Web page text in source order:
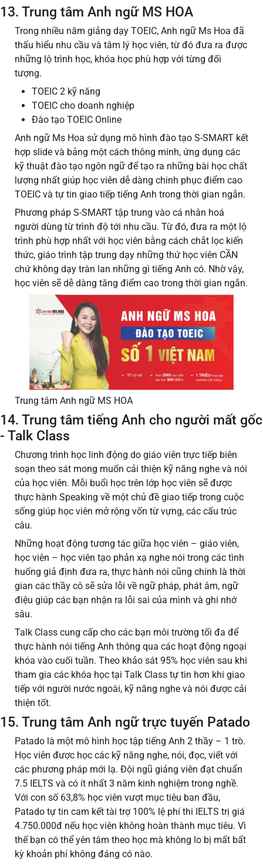
13. Trung tâm Anh ngữ MS HOA
Trong nhiều năm giảng dạy TOEIC, Anh ngữ Ms Hoa đã
thấu hiểu nhu cầu và tâm lý học viên, từ đó đưa ra được
những lộ trình học, khóa học phù hợp với từng đối
tượng.
TOEIC 2 kỹ năng
TOEIC cho doanh nghiệp
Đào tạo TOEIC Online
Anh ngữ Ms Hoa sử dụng mô hình đào tạo S-SMART kết
hợp slide và bảng một cách thông minh, ứng dụng các
kỹ thuật đào tạo ngôn ngữ để tạo ra những bài học chất
lượng nhất giúp học viên dễ dàng chinh phục điểm cao
TOEIC và tự tin giao tiếp tiếng Anh trong thời gian ngắn.
Phương pháp S-SMART tập trung vào cá nhân hoá
người dùng từ trình độ tới nhu cầu. Từ đó, đưa ra một lộ
trình phù hợp nhất với học viên bằng cách chắt lọc kiến
thức, giáo trình tập trung dạy những thứ học viên CẦN
chứ không dạy tràn lan những gì tiếng Anh có. Nhờ vậy,
học viên sẽ dễ dàng tăng điểm cao trong thời gian ngắn.
Trung tâm Anh ngữ MS HOA
14. Trung tâm tiếng Anh cho người mất gốc
- Talk Class
Chương trình học linh động do giáo viên trực tiếp biên
soạn theo sát mong muốn cải thiện kỹ năng nghe và nói
của học viên. Mỗi buổi học trên lớp học viên sẽ được
thực hành Speaking về một chủ đề giao tiếp trong cuộc
sống giúp học viên mở rộng vốn từ vựng, các cấu trúc
câu.
Những hoạt động tương tác giữa học viên – giáo viên,
học viên – học viên tạo phản xạ nghe nói trong các tình
huống giả định đưa ra, thực hành nói cũng chính là thời
gian các thầy cô sẽ sửa lỗi về ngữ pháp, phát âm, ngữ
điệu giúp các bạn nhận ra lỗi sai của mình và ghi nhớ
sâu.
Talk Class cung cấp cho các bạn môi trường tối đa để
thực hành nói tiếng Anh thông qua các hoạt động ngoại
khóa vào cuối tuần. Theo khảo sát 95% học viên sau khi
tham gia các khóa học tại Talk Class tự tin hơn khi giao
tiếp với người nước ngoài, kỹ năng nghe và nói được cải
thiện tốt.
15. Trung tâm Anh ngữ trực tuyến Patado
Patado là một mô hình học tập tiếng Anh 2 thầy – 1 trò.
Học viên được học các kỹ năng nghe, nói, đọc, viết với
các phương pháp mới lạ. Đội ngũ giảng viên đạt chuẩn
7.5 IELTS và có ít nhất 3 năm kinh nghiệm trong nghề.
Với con số 63,8% học viên vượt mục tiêu ban đầu,
Patado tự tin cam kết tài trợ 100% lệ phí thi IELTS trị giá
4.750.000đ nếu học viên không hoàn thành mục tiêu. Vì
thế bạn có thể yên tâm theo học mà không lo bị mất bất
kỳ khoản phí không đáng có nào.